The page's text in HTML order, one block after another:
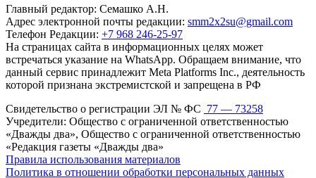
Главный редактор: Семашко А.Н.
Адрес электронной почты редакции: smm2x2su@gmail.com
Телефон Редакции: +7 968 246-25-97
На страницах сайта в информационных целях может
встречаться указание на WhatsApp. Обращаем внимание, что
данный сервис принадлежит Meta Platforms Inc., деятельность
которой признана экстремистской и запрещена в РФ
Свидетельство о регистрации ЭЛ № ФС 77 — 73258
Учредители: Общество с ограниченной ответственностью
«Дважды два», Общество с ограниченной ответственностью
«Редакция газеты «Дважды два»
Правила использования материалов
Политика в отношении обработки персональных данных